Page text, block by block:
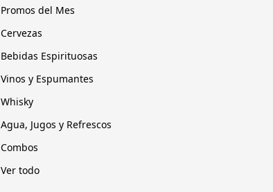
Promos del Mes
Cervezas
Bebidas Espirituosas
Vinos y Espumantes
Whisky
Agua, Jugos y Refrescos
Combos
Ver todo